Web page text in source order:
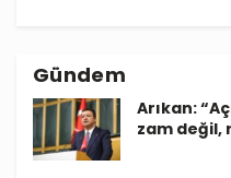
Gündem
Arıkan:
zam değil,